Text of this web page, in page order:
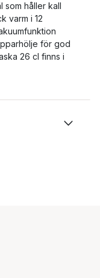
som håller kall
varm i 12
för god
26 cl finns i